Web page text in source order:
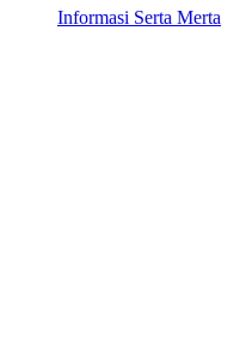
Informasi Serta Merta